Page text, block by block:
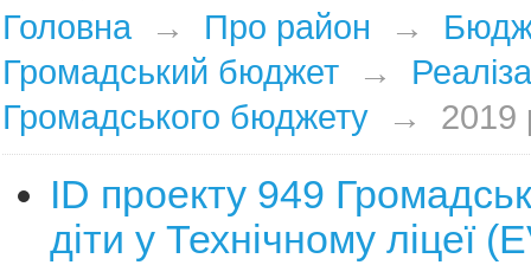
Головна→ Про район →
Громадський бюджет→
Громадського бюджету→ 2019
ID проекту 949
діти у Технічному ліцеї